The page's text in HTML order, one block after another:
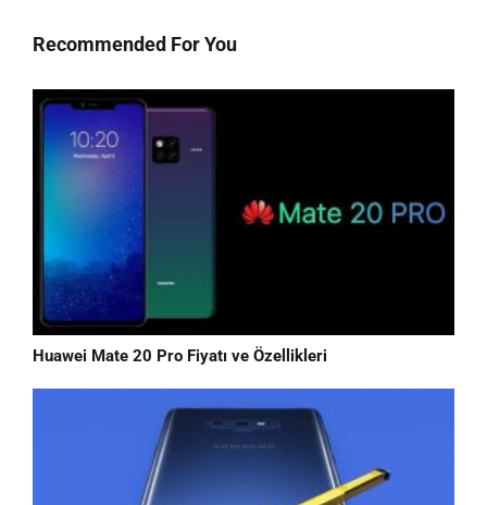
Recommended For You
Huawei Mate 20 Pro Fiyatı ve Özellikleri